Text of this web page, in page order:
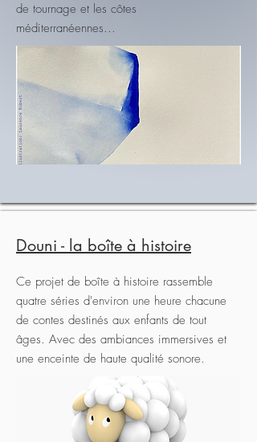
de tournage et les côtes
méditerranéennes...
Douni - la boîte à histoire
Ce projet de boîte à histoire rassemble
quatre séries d'environ une heure chacune
de contes destinés aux enfants de tout
âges. Avec des ambiances immersives et
une enceinte de haute qualité sonore.